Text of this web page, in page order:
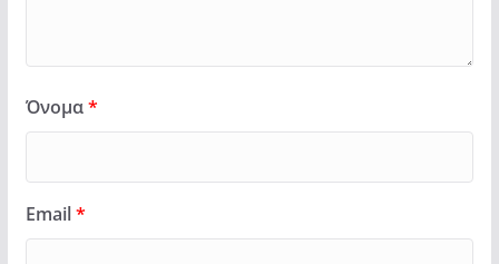
Όνομα*
Email*